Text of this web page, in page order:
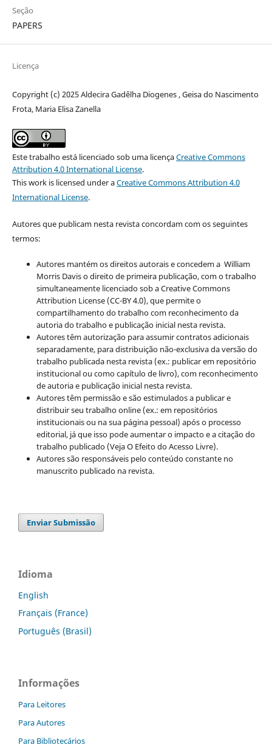
Seção
PAPERS
Licença
Copyright (c) 2025 Aldecira Gadêlha Diogenes , Geisa do Nascimento
Frota, Maria Elisa Zanella
Este trabalho está licenciado sob uma licençaCreative Commons
Attribution 4.0 International License.
This work is licensed under aCreative Commons Attribution 4.0
International License.
Autores que publicam nesta revista concordam com os seguintes
termos:
Autores mantém os direitos autorais e concedem a William
Morris Davis o direito de primeira publicação, com o trabalho
simultaneamente licenciado sob a Creative Commons
Attribution License (CC-BY 4.0), que permite o
compartilhamento do trabalho com reconhecimento da
autoria do trabalho e publicação inicial nesta revista.
Autores têm autorização para assumir contratos adicionais
separadamente, para distribuição não-exclusiva da versão do
trabalho publicada nesta revista (ex.: publicar em repositório
institucional ou como capítulo de livro), com reconhecimento
de autoria e publicação inicial nesta revista.
Autores têm permissão e são estimulados a publicar e
distribuir seu trabalho online (ex.: em repositórios
institucionais ou na sua página pessoal) após o processo
editorial, já que isso pode aumentar o impacto e a citação do
trabalho publicado (Veja O Efeito do Acesso Livre).
Autores são responsáveis pelo conteúdo constante no
manuscrito publicado na revista.
Enviar Submissão
Idioma
English
Français (France)
Português (Brasil)
Informações
Para Leitores
Para Autores
Para Bibliotecários